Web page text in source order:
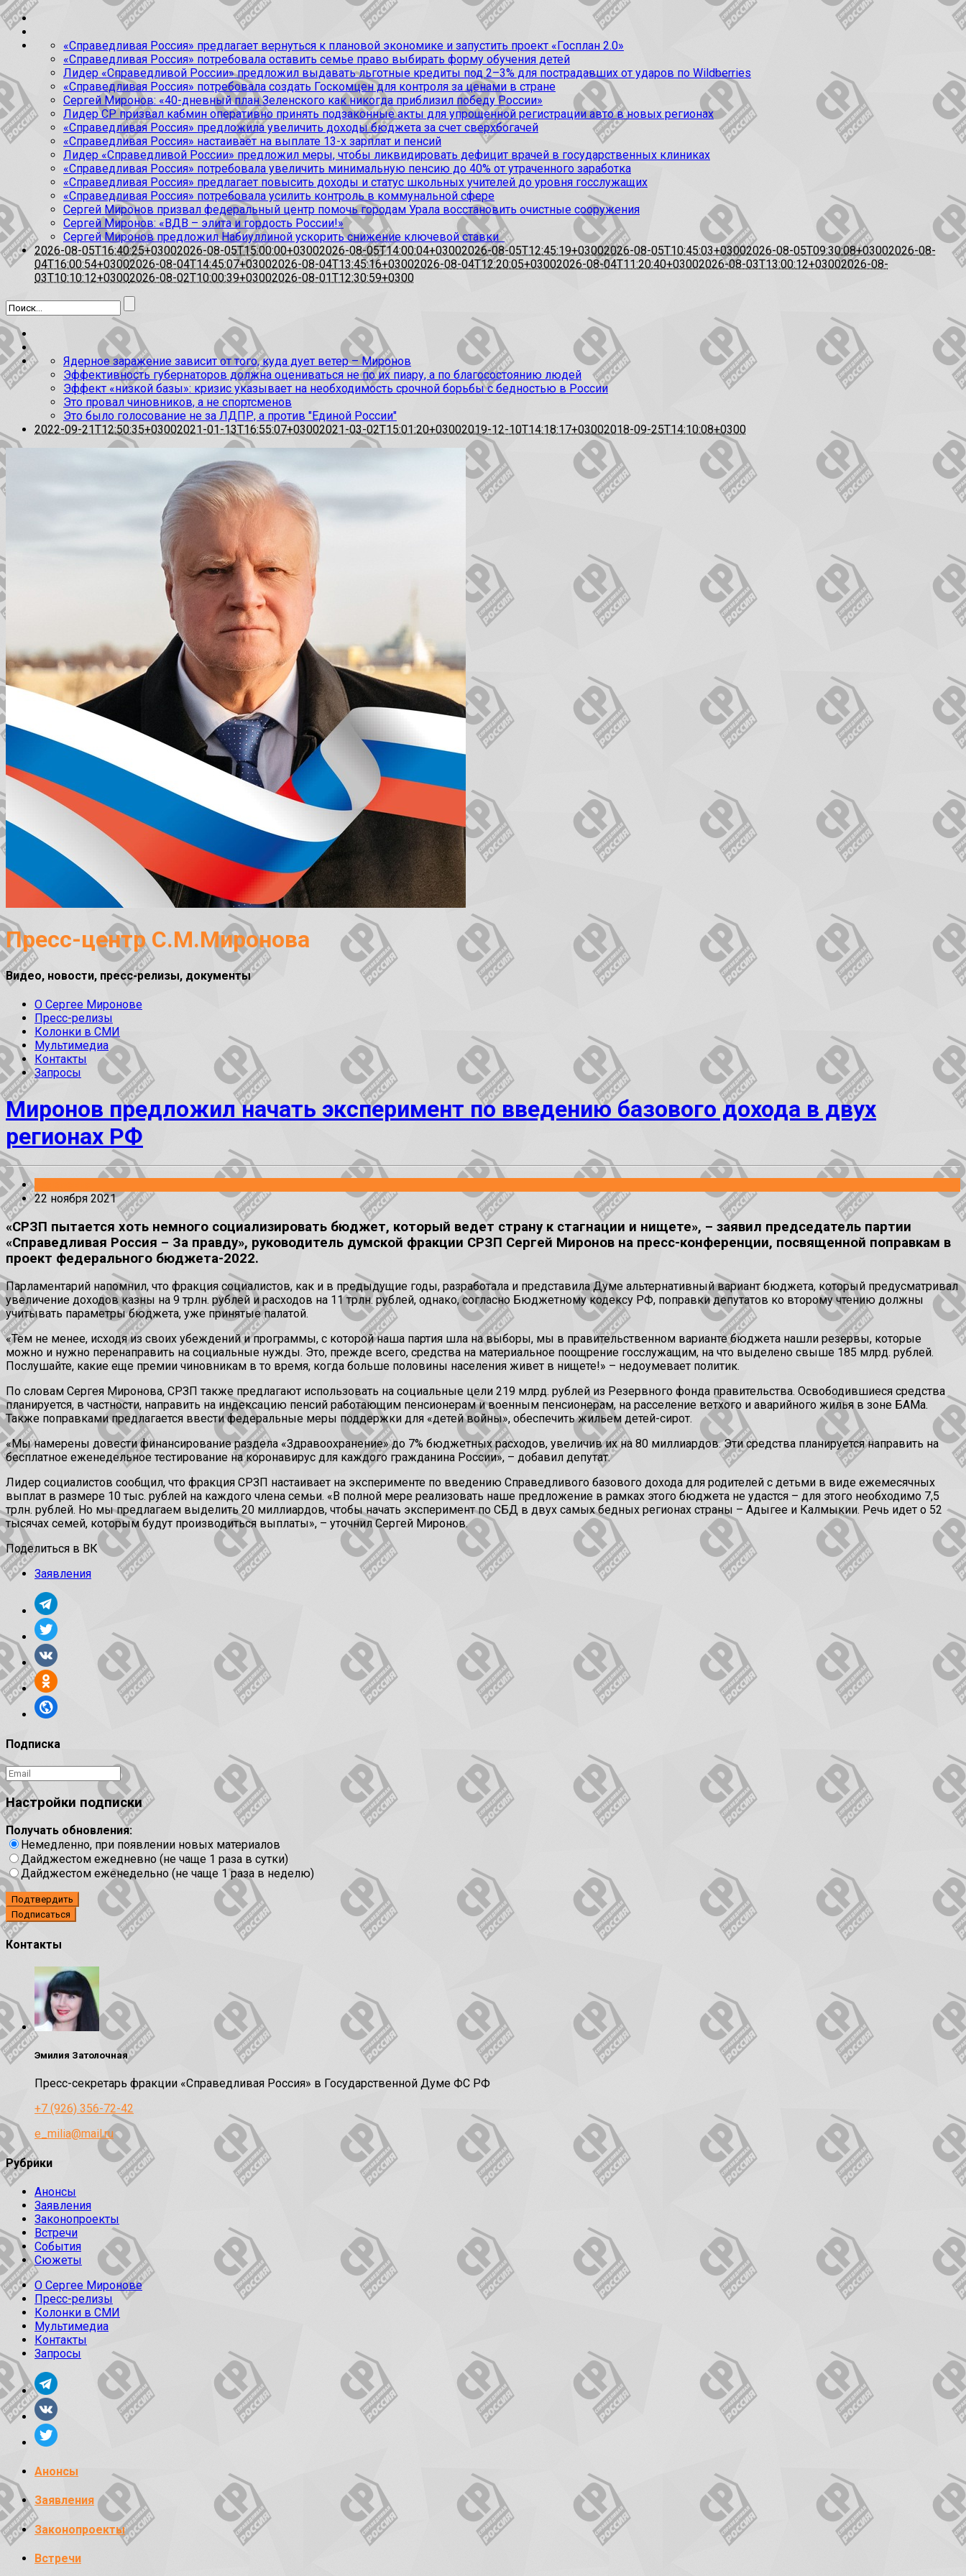
«Справедливая Россия» предлагает вернуться к плановой экономике и запустить проект «Госплан 2.0»
«Справедливая Россия» потребовала оставить семье право выбирать форму обучения детей
Лидер «Справедливой России» предложил выдавать льготные кредиты под 2–3% для пострадавших от ударов по Wildberries
«Справедливая Россия» потребовала создать Госкомцен для контроля за ценами в стране
Сергей Миронов: «40-дневный план Зеленского как никогда приблизил победу России»
Лидер СР призвал кабмин оперативно принять подзаконные акты для упрощенной регистрации авто в новых регионах
«Справедливая Россия» предложила увеличить доходы бюджета за счет сверхбогачей
«Справедливая Россия» настаивает на выплате 13-х зарплат и пенсий
Лидер «Справедливой России» предложил меры, чтобы ликвидировать дефицит врачей в государственных клиниках
«Справедливая Россия» потребовала увеличить минимальную пенсию до 40% от утраченного заработка
«Справедливая Россия» предлагает повысить доходы и статус школьных учителей до уровня госслужащих
«Справедливая Россия» потребовала усилить контроль в коммунальной сфере
Сергей Миронов призвал федеральный центр помочь городам Урала восстановить очистные сооружения
Сергей Миронов: «ВДВ – элита и гордость России!»
Сергей Миронов предложил Набиуллиной ускорить снижение ключевой ставки
2026-08-05T16:40:25+03002026-08-05T15:00:00+03002026-08-05T14:00:04+03002026-08-05T12:45:19+03002026-08-05T10:45:03+03002026-08-05T09:30:08+03002026-08-
04T16:00:54+03002026-08-04T14:45:07+03002026-08-04T13:45:16+03002026-08-04T12:20:05+03002026-08-04T11:20:40+03002026-08-03T13:00:12+03002026-08-
03T10:10:12+03002026-08-02T10:00:39+03002026-08-01T12:30:59+0300
Ядерное заражение зависит от того, куда дует ветер – Миронов
Эффективность губернаторов должна оцениваться не по их пиару, а по благосостоянию людей
Эффект «низкой базы»: кризис указывает на необходимость срочной борьбы с бедностью в России
Это провал чиновников, а не спортсменов
Это было голосование не за ЛДПР, а против "Единой России"
2022-09-21T12:50:35+03002021-01-13T16:55:07+03002021-03-02T15:01:20+03002019-12-10T14:18:17+03002018-09-25T14:10:08+0300
Пресс-центр С.М.Миронова
Видео, новости, пресс-релизы, документы
О Сергее Миронове
Пресс-релизы
Колонки в СМИ
Мультимедиа
Контакты
Запросы
Миронов предложил начать эксперимент по введению базового дохода в двух
регионах РФ
22 ноября 2021
«СРЗП пытается хоть немного социализировать бюджет, который ведет страну к стагнации и нищете», – заявил председатель партии
«Справедливая Россия – За правду», руководитель думской фракции СРЗП Сергей Миронов на пресс-конференции, посвященной поправкам в
проект федерального бюджета-2022.
Парламентарий напомнил, что фракция социалистов, как и в предыдущие годы, разработала и представила Думе альтернативный вариант бюджета, который предусматривал
увеличение доходов казны на 9 трлн. рублей и расходов на 11 трлн. рублей, однако, согласно Бюджетному кодексу РФ, поправки депутатов ко второму чтению должны
учитывать параметры бюджета, уже принятые палатой.
«Тем не менее, исходя из своих убеждений и программы, с которой наша партия шла на выборы, мы в правительственном варианте бюджета нашли резервы, которые
можно и нужно перенаправить на социальные нужды. Это, прежде всего, средства на материальное поощрение госслужащим, на что выделено свыше 185 млрд. рублей.
Послушайте, какие еще премии чиновникам в то время, когда больше половины населения живет в нищете!» – недоумевает политик.
По словам Сергея Миронова, СРЗП также предлагают использовать на социальные цели 219 млрд. рублей из Резервного фонда правительства. Освободившиеся средства
планируется, в частности, направить на индексацию пенсий работающим пенсионерам и военным пенсионерам, на расселение ветхого и аварийного жилья в зоне БАМа.
Также поправками предлагается ввести федеральные меры поддержки для «детей войны», обеспечить жильем детей-сирот.
«Мы намерены довести финансирование раздела «Здравоохранение» до 7% бюджетных расходов, увеличив их на 80 миллиардов. Эти средства планируется направить на
бесплатное еженедельное тестирование на коронавирус для каждого гражданина России», – добавил депутат.
Лидер социалистов сообщил, что фракция СРЗП настаивает на эксперименте по введению Справедливого базового дохода для родителей с детьми в виде ежемесячных
выплат в размере 10 тыс. рублей на каждого члена семьи. «В полной мере реализовать наше предложение в рамках этого бюджета не удастся – для этого необходимо 7,5
трлн. рублей. Но мы предлагаем выделить 20 миллиардов, чтобы начать эксперимент по СБД в двух самых бедных регионах страны – Адыгее и Калмыкии. Речь идет о 52
тысячах семей, которым будут производиться выплаты», – уточнил Сергей Миронов.
Поделиться в ВК
Заявления
Подписка
Настройки подписки
Получать обновления:
Немедленно, при появлении новых материалов
Дайджестом ежедневно (не чаще 1 раза в сутки)
Дайджестом еженедельно (не чаще 1 раза в неделю)
Подтвердить
Контакты
Эмилия Затолочная
Пресс-секретарь фракции «Справедливая Россия» в Государственной Думе ФС РФ
+7 (926) 356-72-42
e_milia@mail.ru
Рубрики
Анонсы
Заявления
Законопроекты
Встречи
События
Сюжеты
О Сергее Миронове
Пресс-релизы
Колонки в СМИ
Мультимедиа
Контакты
Запросы
Анонсы
Заявления
Законопроекты
Встречи